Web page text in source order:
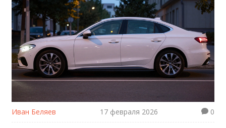
Иван Беляев 17 февраля 2026 0